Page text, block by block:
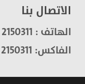
الاتصال بنا
الهاتف : 2150311
الفاكس: 2150311